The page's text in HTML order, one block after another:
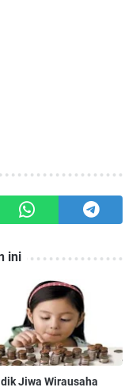
ini
Jiwa Wirausaha